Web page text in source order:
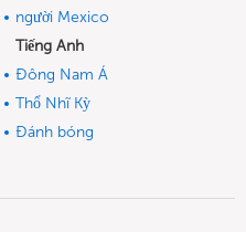
người Mexico
Tiếng Anh
Đông Nam Á
Thổ Nhĩ Kỳ
Đánh bóng